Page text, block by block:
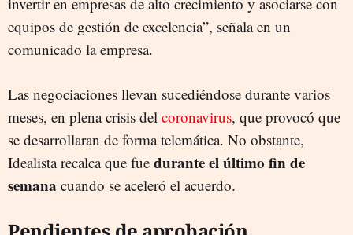
equipos de gestión de excelencia”, señala en un
comunicado la empresa.
Las negociaciones llevan sucediéndose durante varios
meses, en plena crisis del coronavirus, que provocó que
se desarrollaran de forma telemática. No obstante,
Idealista recalca que fue durante el último fin de
semana cuando se aceleró el acuerdo.